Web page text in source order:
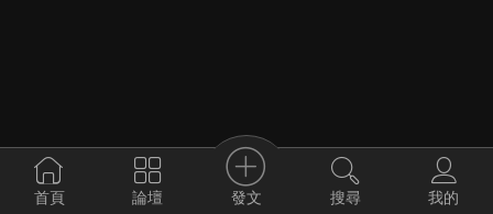
首頁 論壇 發文 搜尋 我的